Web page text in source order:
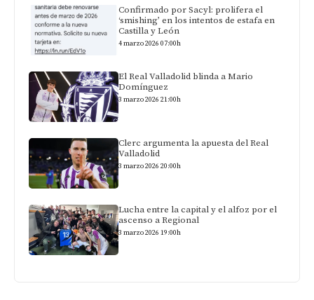
Confirmado por Sacyl: prolifera el
‘smishing’ en los intentos de estafa en
Castilla y León
4 marzo 2026 07:00h
El Real Valladolid blinda a Mario
Domínguez
3 marzo 2026 21:00h
Clerc argumenta la apuesta del Real
Valladolid
3 marzo 2026 20:00h
Lucha entre la capital y el alfoz por el
ascenso a Regional
3 marzo 2026 19:00h